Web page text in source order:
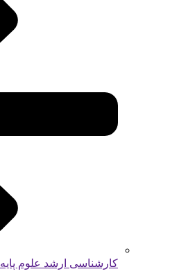
کارشناسی ارشد علوم پایه